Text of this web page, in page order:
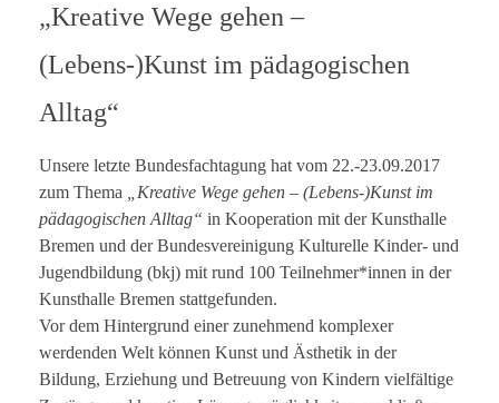
„Kreative Wege gehen –
(Lebens-)Kunst im pädagogischen
Alltag“
Unsere letzte Bundesfachtagung hat vom 22.-23.09.2017
zum Thema „Kreative Wege gehen – (Lebens-)Kunst im
pädagogischen Alltag“ in Kooperation mit der Kunsthalle
Bremen und der Bundesvereinigung Kulturelle Kinder- und
Jugendbildung (bkj) mit rund 100 Teilnehmer*innen in der
Kunsthalle Bremen stattgefunden.
Vor dem Hintergrund einer zunehmend komplexer
werdenden Welt können Kunst und Ästhetik in der
Bildung, Erziehung und Betreuung von Kindern vielfältige